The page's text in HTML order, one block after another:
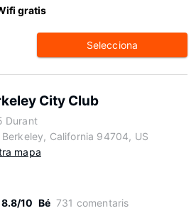
gratis
Selecciona
City Club
Durant
Berkeley, California 94704, US
mapa
8.8/10 Bé 731 comentaris